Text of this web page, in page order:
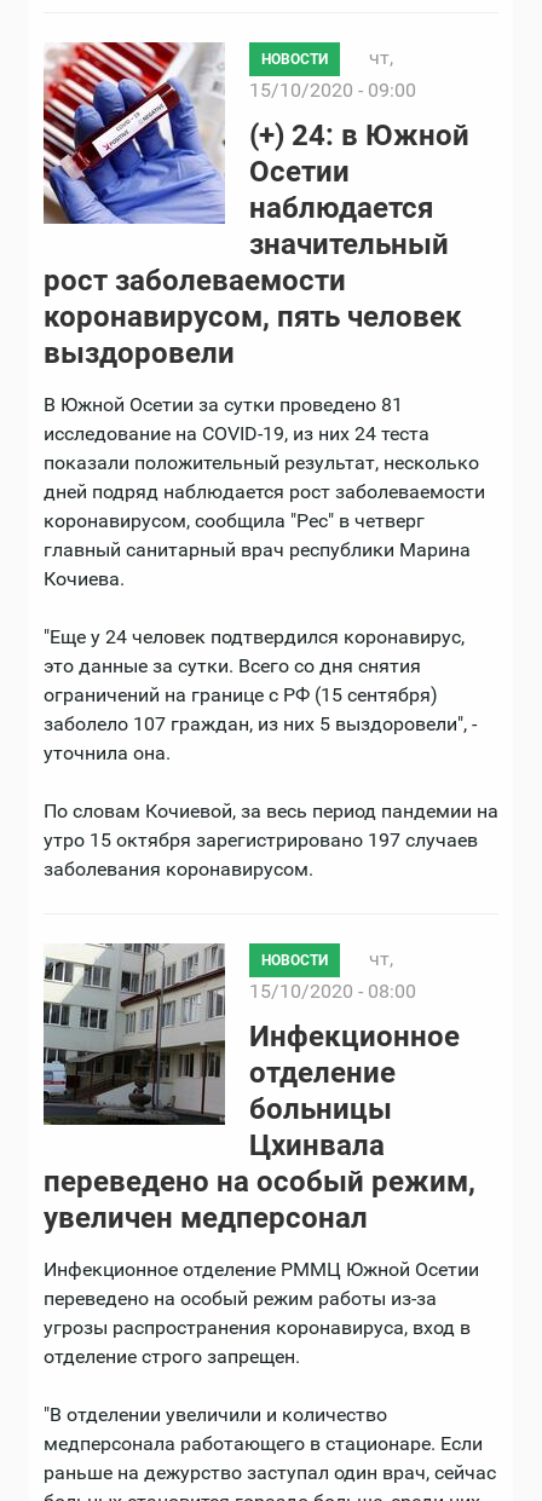
НОВОСТИ
чт,
15/10/2020 - 09:00
(+) 24: в Южной
Осетии
наблюдается
значительный
рост заболеваемости
коронавирусом, пять человек
выздоровели
В Южной Осетии за сутки проведено 81
исследование на COVID-19, из них 24 теста
показали положительный результат, несколько
дней подряд наблюдается рост заболеваемости
коронавирусом, сообщила "Рес" в четверг
главный санитарный врач республики Марина
Кочиева.
"Еще у 24 человек подтвердился коронавирус,
это данные за сутки. Всего со дня снятия
ограничений на границе с РФ (15 сентября)
заболело 107 граждан, из них 5 выздоровели", -
уточнила она.
По словам Кочиевой, за весь период пандемии на
утро 15 октября зарегистрировано 197 случаев
заболевания коронавирусом.
НОВОСТИ
чт,
15/10/2020 - 08:00
Инфекционное
отделение
больницы
Цхинвала
переведено на особый режим,
увеличен медперсонал
Инфекционное отделение РММЦ Южной Осетии
переведено на особый режим работы из-за
угрозы распространения коронавируса, вход в
отделение строго запрещен.
"В отделении увеличили и количество
медперсонала работающего в стационаре. Если
раньше на дежурство заступал один врач, сейчас